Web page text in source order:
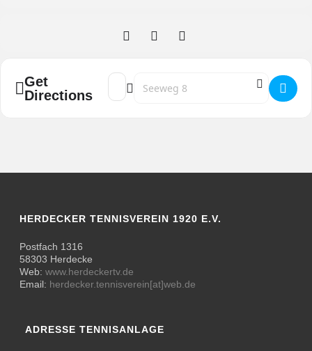
Get
Directions
Address - Herren Hobby HTV - TC Grün-
Destination Address - Herren Hobby
HERDECKER TENNISVEREIN 1920 E.V.
Postfach 1316
58303 Herdecke
Web:www.herdeckertv.de
Email: herdecker.tennisverein[at]web.de
ADRESSE TENNISANLAGE